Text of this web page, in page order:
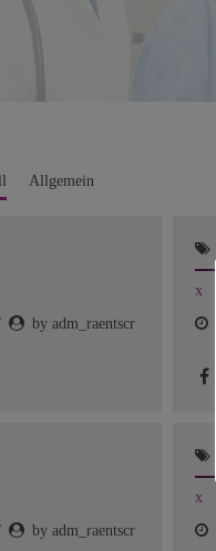
Allgemein
by adm_raentscr
x
by adm_raentscr
x